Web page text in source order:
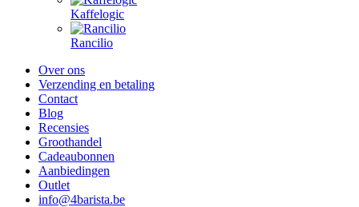
Kaffelogic
Rancilio
Over ons
Verzending en betaling
Contact
Blog
Recensies
Groothandel
Cadeaubonnen
Aanbiedingen
Outlet
info@4barista.be